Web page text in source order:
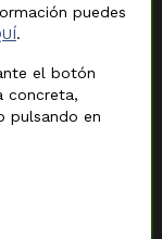
puedes
.
el botón
concreta,
pulsando en